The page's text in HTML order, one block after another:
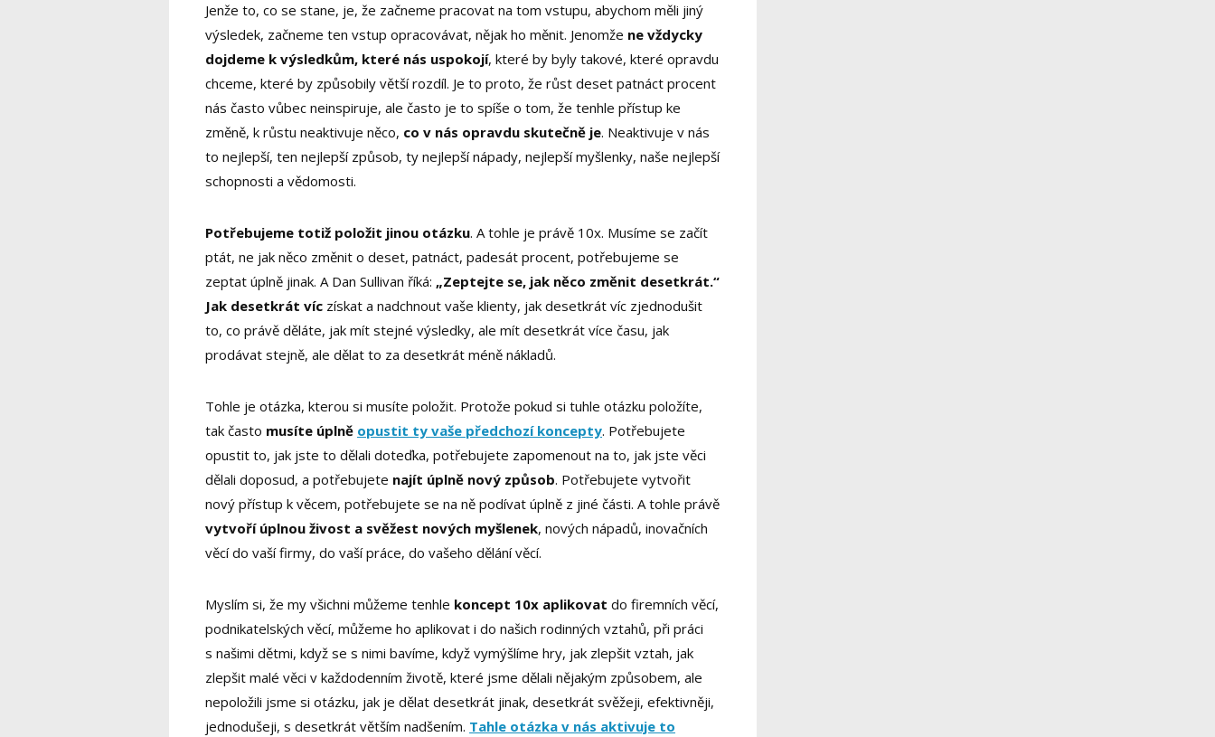
Jenže to, co se stane, je, že začneme pracovat na tom vstupu, abychom měli jiný
výsledek, začneme ten vstup opracovávat, nějak ho měnit. Jenomže ne vždycky
dojdeme k výsledkům, které nás uspokojí, které by byly takové, které opravdu
chceme, které by způsobily větší rozdíl. Je to proto, že růst deset patnáct procent
nás často vůbec neinspiruje, ale často je to spíše o tom, že tenhle přístup ke
změně, k růstu neaktivuje něco, co v nás opravdu skutečně je. Neaktivuje v nás
to nejlepší, ten nejlepší způsob, ty nejlepší nápady, nejlepší myšlenky, naše nejlepší
schopnosti a vědomosti.
Potřebujeme totiž položit jinou otázku. A tohle je právě 10x. Musíme se začít
ptát, ne jak něco změnit o deset, patnáct, padesát procent, potřebujeme se
zeptat úplně jinak. A Dan Sullivan říká: „Zeptejte se, jak něco změnit desetkrát.“
Jak desetkrát víc získat a nadchnout vaše klienty, jak desetkrát víc zjednodušit
to, co právě děláte, jak mít stejné výsledky, ale mít desetkrát více času, jak
prodávat stejně, ale dělat to za desetkrát méně nákladů.
Tohle je otázka, kterou si musíte položit. Protože pokud si tuhle otázku položíte,
tak často musíte úplně opustit ty vaše předchozí koncepty. Potřebujete
opustit to, jak jste to dělali doteďka, potřebujete zapomenout na to, jak jste věci
dělali doposud, a potřebujete najít úplně nový způsob. Potřebujete vytvořit
nový přístup k věcem, potřebujete se na ně podívat úplně z jiné části. A tohle právě
vytvoří úplnou živost a svěžest nových myšlenek, nových nápadů, inovačních
věcí do vaší firmy, do vaší práce, do vašeho dělání věcí.
Myslím si, že my všichni můžeme tenhle koncept 10x aplikovat do firemních věcí,
podnikatelských věcí, můžeme ho aplikovat i do našich rodinných vztahů, při práci
s našimi dětmi, když se s nimi bavíme, když vymýšlíme hry, jak zlepšit vztah, jak
zlepšit malé věci v každodenním životě, které jsme dělali nějakým způsobem, ale
nepoložili jsme si otázku, jak je dělat desetkrát jinak, desetkrát svěžeji, efektivněji,
jednodušeji, s desetkrát větším nadšením. Tahle otázka v nás aktivuje to